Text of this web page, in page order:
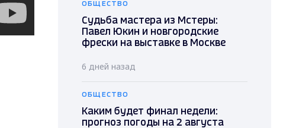
ОБЩЕСТВО
Судьба мастера из Мстеры:
Павел Юкин и новгородские
фрески на выставке в Москве
6 дней назад
ОБЩЕСТВО
Каким будет финал недели:
прогноз погоды на 2 августа